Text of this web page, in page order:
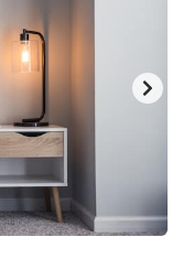
key
to
get
the
keyboard
shortcuts
for